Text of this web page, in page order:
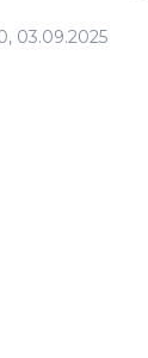
03.09.2025